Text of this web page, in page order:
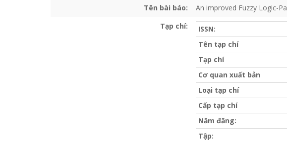
Tên bài báo:
An improved Fuzzy Logic-
Tạp chí:
ISSN:
Tên tạp chí
Tạp chí
Cơ quan xuất bản
Loại tạp chí
Cấp tạp chí
Năm đăng:
Tập: